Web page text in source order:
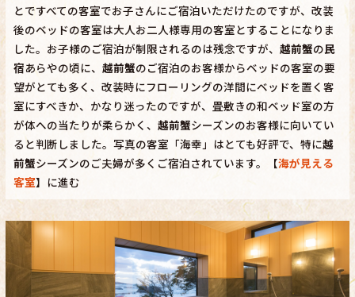
とですべての客室でお子さんにご宿泊いただけたのですが、改装
後のベッドの客室は大人お二人様専用の客室とすることになりま
した。お子様のご宿泊が制限されるのは残念ですが、 越前蟹の民
宿あらやの頃に、 越前蟹のご宿泊のお客様からベッドの客室の要
望がとても多く、改装時にフローリングの洋間にベッドを置く客
室にすべきか、かなり迷ったのですが、畳敷きの和ベッド室の方
が体への当たりが柔らかく、 越前蟹シーズンのお客様に向いてい
ると判断しました。写真の客室「海幸」はとても好評で、特に越
前蟹シーズンのご夫婦が多くご宿泊されています。【海が見える
客室】に進む